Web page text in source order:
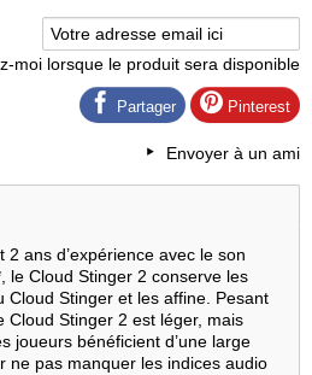
moi lorsque le produit sera disponible
Partager Pinterest
Envoyer à un ami
ans d’expérience avec le son
le Cloud Stinger 2 conserve les
Cloud Stinger et les affine. Pesant
Cloud Stinger 2 est léger, mais
joueurs bénéficient d’une large
ne pas manquer les indices audio